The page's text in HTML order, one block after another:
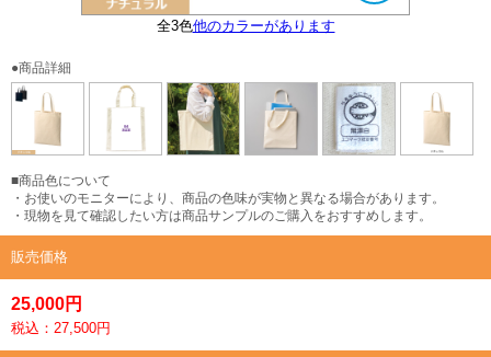
全3色他のカラーがあります
B4サイズ対応
大きさイメージ
使用イメージ
エコマークタグ付き
●商品詳細
■商品色について
・お使いのモニターにより、商品の色味が実物と異なる場合があります。
・現物を見て確認したい方は商品サンプルのご購入をおすすめします。
販売価格
25,000円
税込：27,500円